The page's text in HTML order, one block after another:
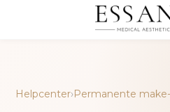
Helpcenter›Permanente